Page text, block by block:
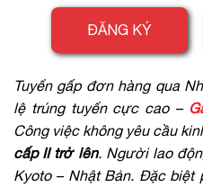
ĐĂNG KÝ
Tuyển gấp đơn hàng qua
lệ trúng tuyển cực cao –
Công việc không yêu cầu
cấp II trở lên. Người lao
Kyoto – Nhật Bản. Đặc biệt